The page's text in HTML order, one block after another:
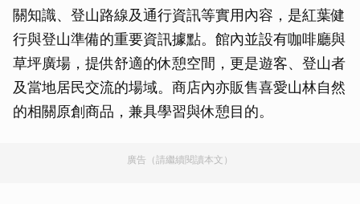
關知識、登山路線及通行資訊等實用內容，是紅葉健
行與登山準備的重要資訊據點。館內並設有咖啡廳與
草坪廣場，提供舒適的休憩空間，更是遊客、登山者
及當地居民交流的場域。商店內亦販售喜愛山林自然
的相關原創商品，兼具學習與休憩目的。
廣告（請繼續閱讀本文）